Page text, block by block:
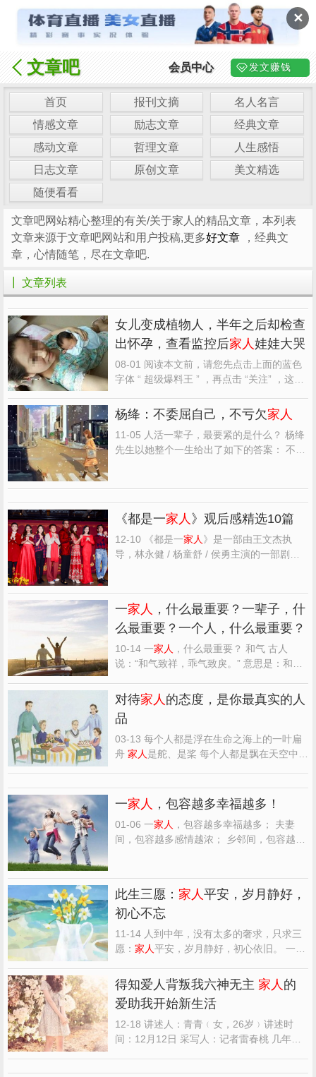
✕
文章吧 会员中心 发文赚钱
首页 报刊文摘
名人名言
情感文章
励志文章
经典文章
感动文章
哲理文章
人生感悟
日志文章
原创文章
美文精选
随便看看
文章吧网站精心整理的有关/关于家人的精品文章，本列表
文章来源于文章吧网站和用户投稿,更多好文章
，经典文
章，心情随笔，尽在文章吧.
┃ 文章列表
女儿变成植物人，半年之后却检查
出怀孕，查看监控后家人 娃娃大哭
08-01 阅读本文前，请您先点击上面的蓝色
字体 “ 超级爆料王 ” ，再点击 “关注” ，这样
有分享。完全是免费订阅，请放心关注。女
儿变成植物人，半年之后却检查出怀孕，查
看监控后家人娃娃大哭 就在前不久一名女孩
不幸变成...
杨绛：不委屈自己，不亏欠家人
11-05 人活一辈子，最要紧的是什么？ 杨绛
先生以她整个一生给出了如下的答案： 不委
再难，千万别委...
《都是一家人 》观后感精选10篇
12-10 《都是一家人》是一部由王文杰执
导，林永健 / 杨童舒 / 侯勇主演的一部剧情
编剧看下历史书。 跟着父母看的，云海市我
一搜没有云海市...
一家人 ，什么最重要？一辈子，什
么最重要？一个人，什么最重要？
10-14 一家人 ，什么最重要？ 和气 古人
说：“和气致祥，乖气致戾。” 意思是：和睦
一家子健康平安。 有研究证实，人的疾病
70%由于家庭不和，癌症50%来自家庭不
顺。 人活的就是一个心情，吃着山珍海味，
穿着绫罗绸缎，却整天...
对待家人 的态度，是你最真实的人
品
03-13 每个人都是浮在生命之海上的一叶扁
舟 家人 是舵、是桨 每个人都是飘在天空中的
从不占用你过多的精力 不管你走到哪里，一
直在那儿 对待家人虽无需费心 但不能不用心
对待家人...
一家人 ，包容越多幸福越多！
01-06 一家人 ，包容越多幸福越多； 夫妻
间，包容越多感情越浓； 乡邻间，包容越多
少一些误会； 心与心之间， 多一份包容就会
少一些纷争...
此生三愿： 家人 平安，岁月静好，
初心不忘
11-14 人到中年，没有太多的奢求，只求三
愿： 家人平安，岁月静好，初心依旧。 一愿
安暖。 二愿岁月静好，生活越平淡，内心越
绚烂，纵然一生云水漂泊，亦可淡若清风，
自在安宁。 三愿初心依旧，愿历经岁月的我
们，少一些浮躁...
得知爱人背叛我六神无主 家人 的
爱助我开始新生活
12-18 讲述人：青青﹙女，26岁﹚讲述时
间：12月12日 采写人：记者雷春桃 几年